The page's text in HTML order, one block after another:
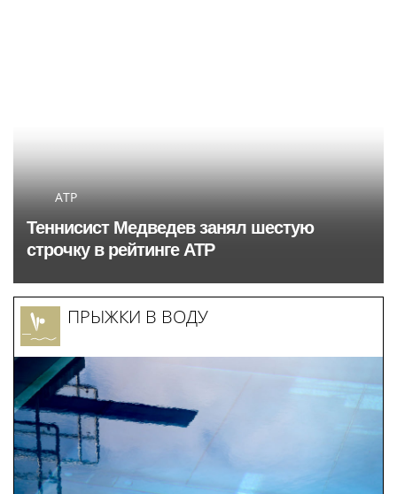
ATP
Теннисист Медведев занял шестую
строчку в рейтинге ATP
ПРЫЖКИ В ВОДУ